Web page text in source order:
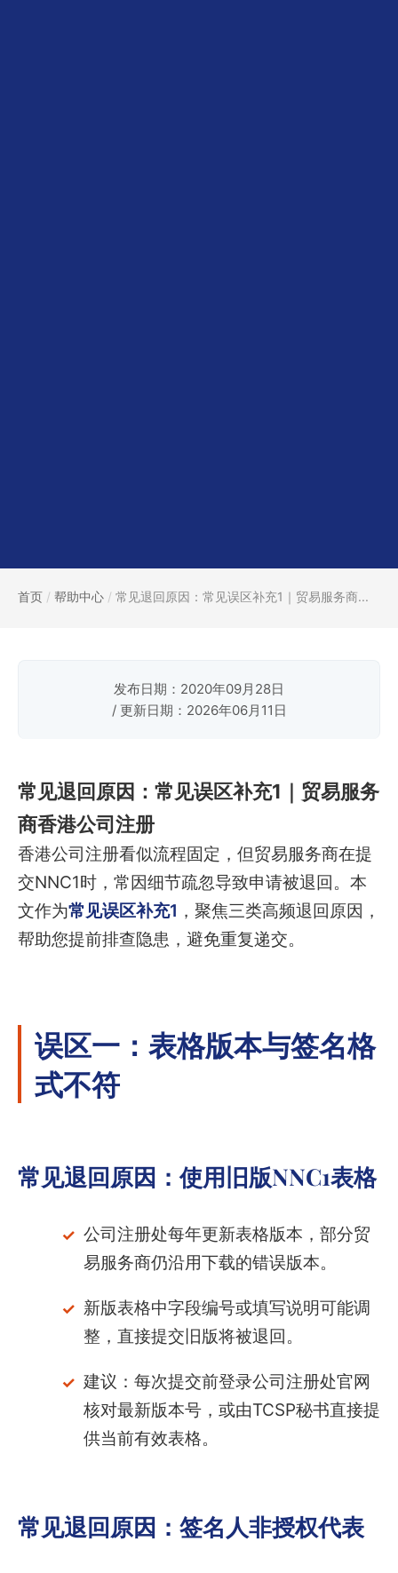
首页 / 帮助中心 / 常见退回原因：常见误区补充1｜贸易服务商...
发布日期：2020年09月28日
/ 更新日期：2026年06月11日
常见退回原因：常见误区补充1｜贸易服务
商香港公司注册
香港公司注册看似流程固定，但贸易服务商在提
交NNC1时，常因细节疏忽导致申请被退回。本
文作为常见误区补充1 ，聚焦三类高频退回原因，
帮助您提前排查隐患，避免重复递交。
误区一：表格版本与签名格
式不符
常见退回原因：使用旧版NNC1表格
公司注册处每年更新表格版本，部分贸
易服务商仍沿用下载的错误版本。
新版表格中字段编号或填写说明可能调
整，直接提交旧版将被退回。
建议：每次提交前登录公司注册处官网
核对最新版本号，或由TCSP秘书直接提
供当前有效表格。
常见退回原因：签名人非授权代表